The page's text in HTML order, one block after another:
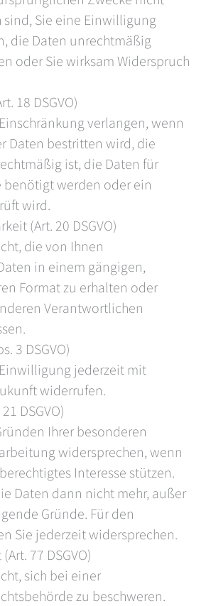
Sie eine Einwilligung
die Daten unrechtmäßig
oder Sie wirksam Widerspruch
18 DSGVO)
verlangen, wenn
Daten bestritten wird, die
ist, die Daten für
benötigt werden oder ein
wird.
(Art. 20 DSGVO)
die von Ihnen
in einem gängigen,
Format zu erhalten oder
Verantwortlichen
3 DSGVO)
jederzeit mit
widerrufen.
DSGVO)
Ihrer besonderen
widersprechen, wenn
Interesse stützen.
Daten dann nicht mehr, außer
Gründe. Für den
Sie jederzeit widersprechen.
77 DSGVO)
sich bei einer
zu beschweren.